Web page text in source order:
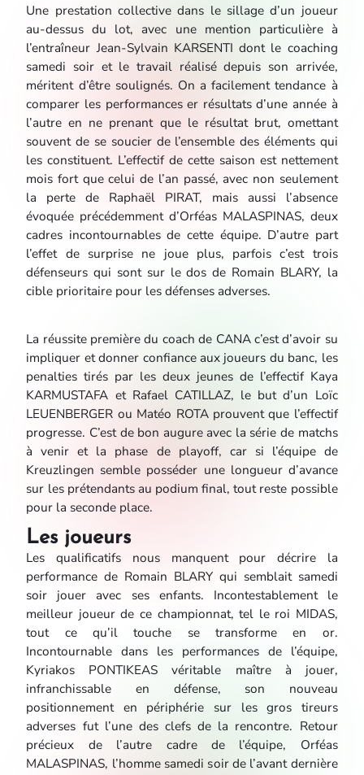
Une prestation collective dans le sillage d’un joueur
au-dessus du lot, avec une mention particulière à
l’entraîneur Jean-Sylvain KARSENTI dont le coaching
samedi soir et le travail réalisé depuis son arrivée,
méritent d’être soulignés. On a facilement tendance à
comparer les performances er résultats d’une année à
l’autre en ne prenant que le résultat brut, omettant
souvent de se soucier de l’ensemble des éléments qui
les constituent. L’effectif de cette saison est nettement
mois fort que celui de l’an passé, avec non seulement
la perte de Raphaël PIRAT, mais aussi l’absence
évoquée précédemment d’Orféas MALASPINAS, deux
cadres incontournables de cette équipe. D’autre part
l’effet de surprise ne joue plus, parfois c’est trois
défenseurs qui sont sur le dos de Romain BLARY, la
cible prioritaire pour les défenses adverses.
La réussite première du coach de CANA c’est d’avoir su
impliquer et donner confiance aux joueurs du banc, les
penalties tirés par les deux jeunes de l’effectif Kaya
KARMUSTAFA et Rafael CATILLAZ, le but d’un Loïc
LEUENBERGER ou Matéo ROTA prouvent que l’effectif
progresse. C’est de bon augure avec la série de matchs
à venir et la phase de playoff, car si l’équipe de
Kreuzlingen semble posséder une longueur d’avance
sur les prétendants au podium final, tout reste possible
pour la seconde place.
Les joueurs
Les qualificatifs nous manquent pour décrire la
performance de Romain BLARY qui semblait samedi
soir jouer avec ses enfants. Incontestablement le
meilleur joueur de ce championnat, tel le roi MIDAS,
tout ce qu’il touche se transforme en or.
Incontournable dans les performances de l’équipe,
Kyriakos PONTIKEASvéritable maître à jouer,
infranchissable en défense, son nouveau
positionnement en périphérie sur les gros tireurs
adverses fut l’une des clefs de la rencontre. Retour
précieux de l’autre cadre de l’équipe, Orféas
MALASPINAS, l’homme samedi soir de l’avant dernière